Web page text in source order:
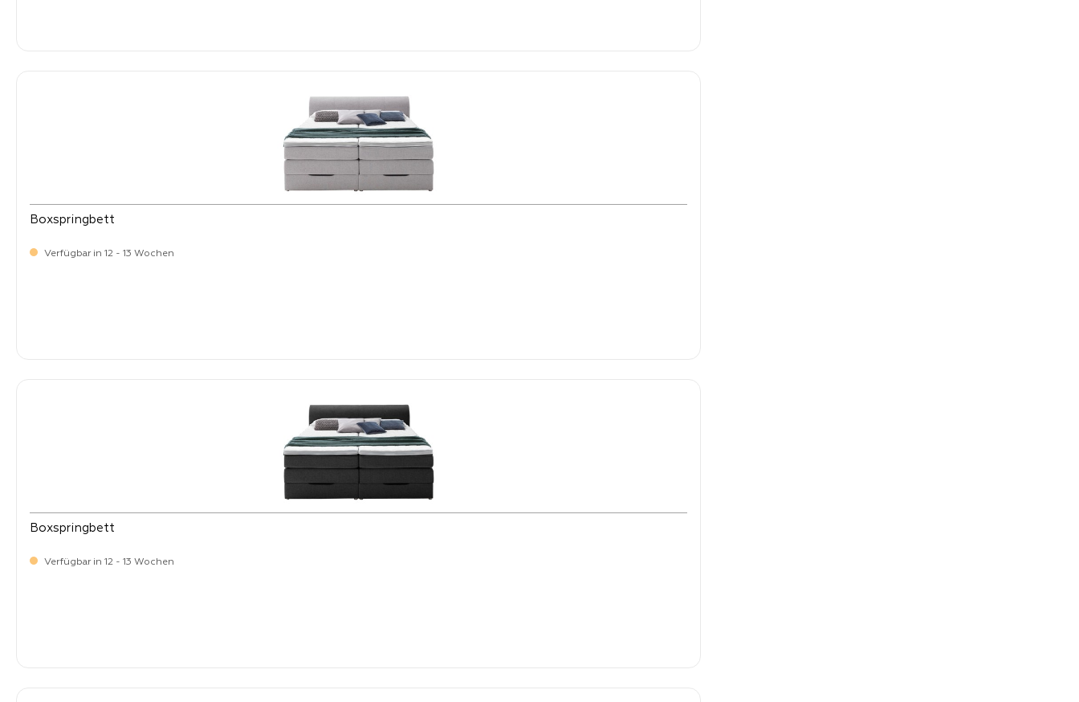
Boxspringbett
Verfügbar in 12 - 13 Wochen
Boxspringbett
Verfügbar in 12 - 13 Wochen